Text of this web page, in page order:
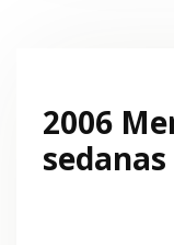
2006
sedanas